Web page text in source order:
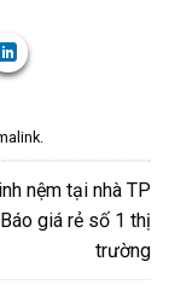
nệm tại nhà TP
giá rẻ số 1 thị
trường